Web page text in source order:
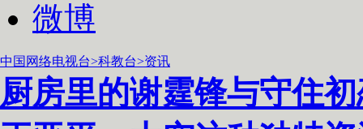
微博
中国网络电视台>科教台>资讯
厨房里的谢霆锋与守住